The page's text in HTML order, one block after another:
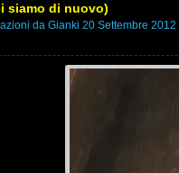
siamo di nuovo)
da Gianki 20 Settembre 2012 |